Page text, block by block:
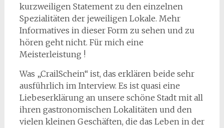
kurzweiligen Statement zu den einzelnen
Spezialitäten der jeweiligen Lokale. Mehr
Informatives in dieser Form zu sehen und zu
hören geht nicht. Für mich eine
Meisterleistung !
Was „CrailSchein“ ist, das erklären beide sehr
ausführlich im Interview. Es ist quasi eine
Liebeserklärung an unsere schöne Stadt mit all
ihren gastronomischen Lokalitäten und den
vielen kleinen Geschäften, die das Leben in der